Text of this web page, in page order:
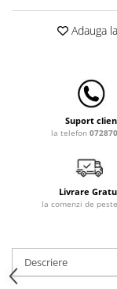
Adauga
Suport
la telefon
Livrare
la comenzi de
Descriere